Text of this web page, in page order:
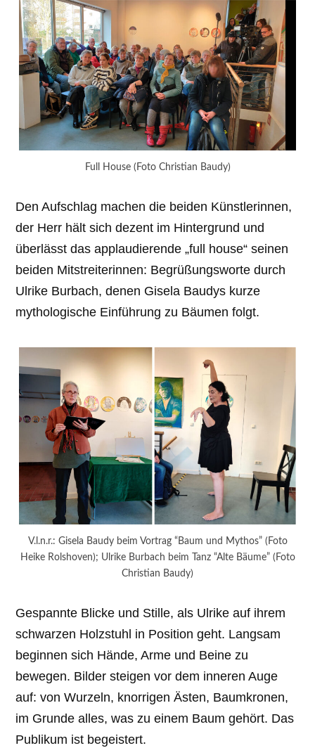
Full House (Foto Christian Baudy)
Den Aufschlag machen die beiden Künstlerinnen,
der Herr hält sich dezent im Hintergrund und
überlässt das applaudierende „full house“ seinen
beiden Mitstreiterinnen: Begrüßungsworte durch
Ulrike Burbach, denen Gisela Baudys kurze
mythologische Einführung zu Bäumen folgt.
V.l.n.r.: Gisela Baudy beim Vortrag “Baum und Mythos” (Foto
Heike Rolshoven); Ulrike Burbach beim Tanz “Alte Bäume” (Foto
Christian Baudy)
Gespannte Blicke und Stille, als Ulrike auf ihrem
schwarzen Holzstuhl in Position geht. Langsam
beginnen sich Hände, Arme und Beine zu
bewegen. Bilder steigen vor dem inneren Auge
auf: von Wurzeln, knorrigen Ästen, Baumkronen,
im Grunde alles, was zu einem Baum gehört. Das
Publikum ist begeistert.